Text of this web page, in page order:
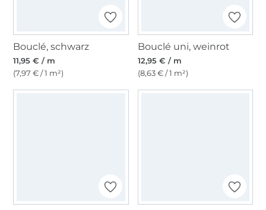
Bouclé, schwarz
11,95 € / m
(7,97 € / 1 m²)
Bouclé uni, weinrot
12,95 € / m
(8,63 € / 1 m²)